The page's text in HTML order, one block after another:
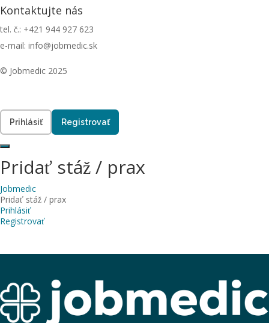
Kontaktujte nás
tel. č.: +421 944 927 623
e-mail: info@jobmedic.sk
© Jobmedic 2025
Prihlásiť Registrovať
Pridať stáž / prax
Jobmedic
Pridať stáž / prax
Prihlásiť
Registrovať